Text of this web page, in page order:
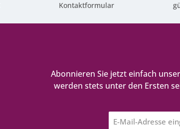
Kontaktformular
Abonnieren Sie jetzt einfach
werden stets unter den Ersten